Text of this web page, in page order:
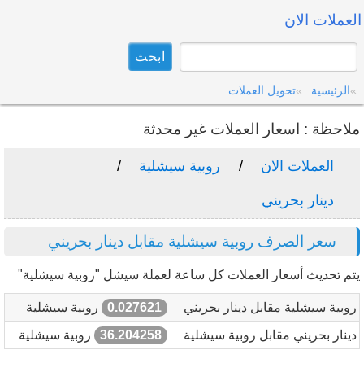
العملات الان
الرئيسية تحويل العملات
ملاحظة : اسعار العملات غير محدثة
العملات الان روبية سيشلية
دينار بحريني
سعر الصرف روبية سيشلية مقابل دينار بحريني
يتم تحديث أسعار العملات كل ساعة لعملة سيشل "روبية سيشلية"
روبية سيشلية مقابل دينار بحريني 0.027621
روبية سيشلية
دينار بحريني مقابل روبية سيشلية
36.204258 روبية سيشلية